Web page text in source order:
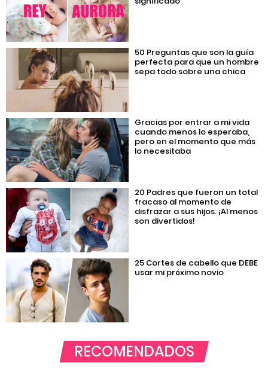
50 Preguntas que son la guía
perfecta para que un hombre
sepa todo sobre una chica
Gracias por entrar a mi vida
cuando menos lo esperaba,
pero en el momento que más
lo necesitaba
20 Padres que fueron un total
fracaso al momento de
disfrazar a sus hijos. ¡Al menos
son divertidos!
25 Cortes de cabello que DEBE
usar mi próximo novio
RECOMENDADOS